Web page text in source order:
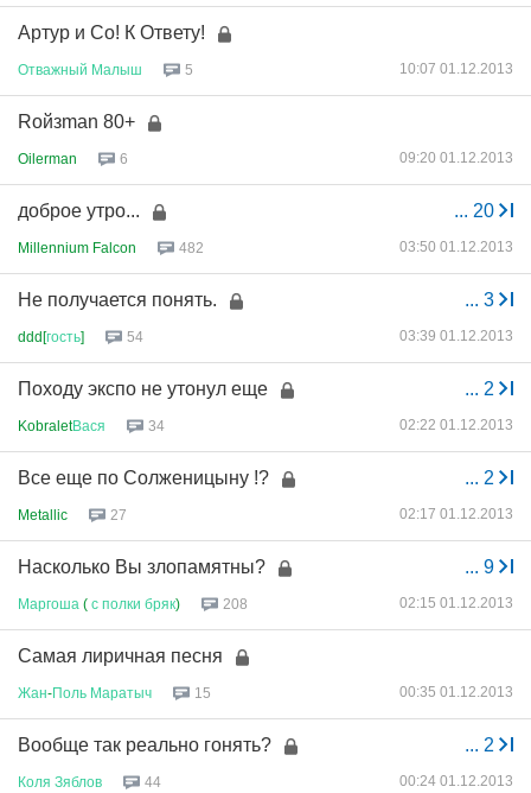
Артур и Со! К Ответу!
Отважный Малыш 5 10:07 01.12.2013
Rойзman 80+
Oilerman 6 09:20 01.12.2013
... 20
доброе утро...
Millennium Falcon 482 03:50 01.12.2013
... 3
Не получается понять.
ddd[гость] 54 03:39 01.12.2013
... 2
Походу экспо не утонул еще
KobraletВася 34 02:22 01.12.2013
... 2
Все еще по Солженицыну !?
Metallic 27 02:17 01.12.2013
... 9
Насколько Вы злопамятны?
Маргоша ( с полки бряк) 208 02:15 01.12.2013
Самая лиричная песня
Жан-Поль Маратыч 15 00:35 01.12.2013
... 2
Вообще так реально гонять?
Коля Зяблов 44 00:24 01.12.2013